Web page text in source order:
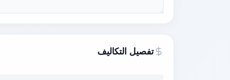
تفصيل التكاليف